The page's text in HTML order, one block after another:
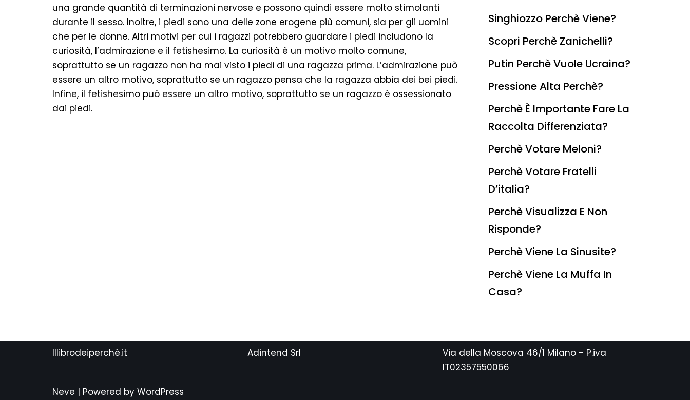
una grande quantità di terminazioni nervose e possono quindi essere molto stimolanti
durante il sesso. Inoltre, i piedi sono una delle zone erogene più comuni, sia per gli uomini
che per le donne. Altri motivi per cui i ragazzi potrebbero guardare i piedi includono la
curiosità, l’admirazione e il fetishesimo. La curiosità è un motivo molto comune,
soprattutto se un ragazzo non ha mai visto i piedi di una ragazza prima. L’admirazione può
essere un altro motivo, soprattutto se un ragazzo pensa che la ragazza abbia dei bei piedi.
Infine, il fetishesimo può essere un altro motivo, soprattutto se un ragazzo è ossessionato
dai piedi.
Singhiozzo Perchè Viene?
Scopri Perchè Zanichelli?
Putin Perchè Vuole Ucraina?
Pressione Alta Perchè?
Perchè È Importante Fare La
Raccolta Differenziata?
Perchè Votare Meloni?
Perchè Votare Fratelli
D’italia?
Perchè Visualizza E Non
Risponde?
Perchè Viene La Sinusite?
Perchè Viene La Muffa In
Casa?
Illibrodeiperchè.it Adintend Srl
Via della Moscova 46/1 Milano - P.iva
IT02357550066
Neve | Powered by WordPress